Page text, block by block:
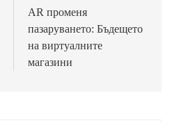
AR променя
пазаруването: Бъдещето
на виртуалните
магазини